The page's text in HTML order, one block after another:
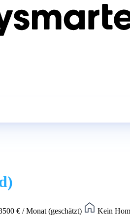
€ / Monat (geschätzt)
Kein